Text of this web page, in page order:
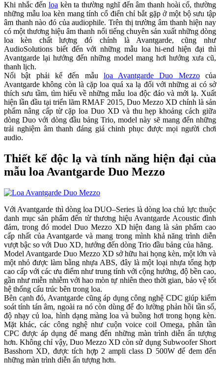
Khi nhắc đếnloa kèn ta thường nghĩ đến âm thanh hoài cổ, thường
những mẫu loa kèn mang tính cổ điển chỉ bắt gặp ở một bộ sưu tập
âm thanh nào đó của audiophile. Trên thị trường âm thanh hiện nay
có một thương hiệu âm thanh nổi tiếng chuyên sản xuất những dòng
loa kèn chất lượng đó chính là Avantgarde, cũng như
AudioSolutions biết đến với những mẫu loa hi-end hiện đại thì
Avantgarde lại hướng đến những model mang hơi hướng xưa cũ,
thanh lịch.
Nổi bật phải kể đến mẫu loa Avantgarde Duo Mezzocủa
Avantgarde không còn là cặp loa quá xa lạ đối với những ai có sở
thích sưu tầm, tìm hiểu về những mẫu loa độc đáo và mới lạ. Xuất
hiện lần đầu tại triển lãm RMAF 2015, Duo Mezzo XD chính là sản
phẩm nâng cấp từ cặp loa Duo XD và thu hẹp khoảng cách giữa
dòng Duo với dòng đầu bảng Trio, model này sẽ mang đến những
trải nghiệm âm thanh đáng giá chinh phục được mọi người chơi
audio.
Thiết kế độc lạ và tính năng hiện đại của
mẫu loa Avantgarde Duo Mezzo
Với Avantgarde thì dòng loa DUO–Series là dòng loa chủ lực thuộc
danh mục sản phẩm đến từ thương hiệu Avantgarde Acoustic đình
đám, trong đó model Duo Mezzo XD hiện đang là sản phẩm cao
cấp nhất của Avantgarde và mang trong mình khả năng trình diễn
vượt bậc so với Duo XD, hướng đến dòng Trio đầu bảng của hãng.
Model Avantgarde Duo Mezzo XD sở hữu hai họng kèn, một lớn và
một nhỏ được làm bằng nhựa ABS, đây là một loại nhựa tổng hợp
cao cấp với các ưu điểm như trung tính với cộng hưởng, độ bền cao,
gần như miễn nhiễm với hao mòn tự nhiên theo thời gian, bảo vệ tốt
hệ thống cấu trúc bên trong loa.
Bên cạnh đó, Avantgarde cũng áp dụng công nghệ CDC giúp kiểm
soát tính tán âm, ngoài ra nó còn dùng để đo lường phản hồi tần số,
độ nhạy củ loa, hình dạng màng loa và buồng hơi trong họng kèn.
Mặt khác, các công nghệ như cuộn voice coil Omega, phân tần
CPC được áp dụng để mang đến những màn trình diễn ấn tượng
hơn. Không chỉ vậy, Duo Mezzo XD còn sử dụng Subwoofer Short
Basshorn XD, được tích hợp 2 ampli class D 500W để đem đến
những màn trình diễn ấn tượng hơn.